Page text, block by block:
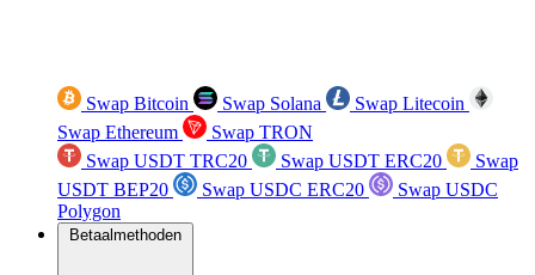
Swap Bitcoin Swap Solana
Swap Litecoin
Swap Ethereum
Swap TRON
Swap USDT TRC20
Swap USDT ERC20
Swap
USDT BEP20
Swap USDC ERC20
Swap USDC
Polygon
Betaalmethoden